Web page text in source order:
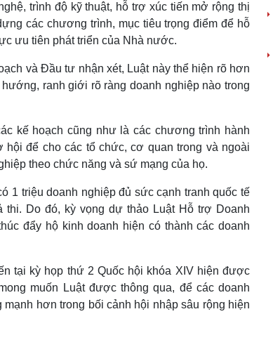
trình độ kỹ thuật, hỗ trợ xúc tiến mở rộng thị
các chương trình, mục tiêu trọng điểm để hỗ
ưu tiên phát triển của Nhà nước.
và Đầu tư nhận xét, Luật này thể hiện rõ hơn
ranh giới rõ ràng doanh nghiệp nào trong
kế hoạch cũng như là các chương trình hành
để cho các tổ chức, cơ quan trong và ngoài
theo chức năng và sứ mạng của họ.
1 triệu doanh nghiệp đủ sức cạnh tranh quốc tế
Do đó, kỳ vọng dự thảo Luật Hỗ trợ Doanh
đẩy hộ kinh doanh hiện có thành các doanh
tại kỳ họp thứ 2 Quốc hội khóa XIV hiện được
muốn Luật được thông qua, để các doanh
hơn trong bối cảnh hội nhập sâu rộng hiện